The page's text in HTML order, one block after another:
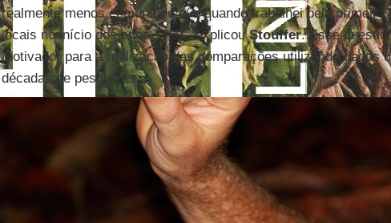
realmente menos comuns do que quando trabalhei pela
locais no início dos anos 1990”, explicouStouffer. Esse
motivador para a realização das comparações utilizando dados
décadas de pesquisas.